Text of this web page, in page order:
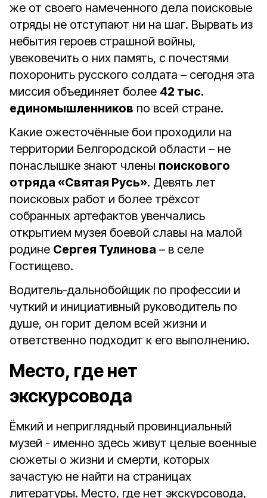
же от своего намеченного дела поисковые
отряды не отступают ни на шаг. Вырвать из
небытия героев страшной войны,
увековечить о них память, с почестями
похоронить русского солдата – сегодня эта
миссия объединяет более 42 тыс.
единомышленников по всей стране.
Какие ожесточённые бои проходили на
территории Белгородской области – не
понаслышке знают члены поискового
отряда «Святая Русь». Девять лет
поисковых работ и более трёхсот
собранных артефактов увенчались
открытием музея боевой славы на малой
родине Сергея Тулинова – в селе
Гостищево.
Водитель-дальнобойщик по профессии и
чуткий и инициативный руководитель по
душе, он горит делом всей жизни и
ответственно подходит к его выполнению.
Место, где нет
экскурсовода
Ёмкий и неприглядный провинциальный
музей - именно здесь живут целые военные
сюжеты о жизни и смерти, которых
зачастую не найти на страницах
литературы. Место, где нет экскурсовода,